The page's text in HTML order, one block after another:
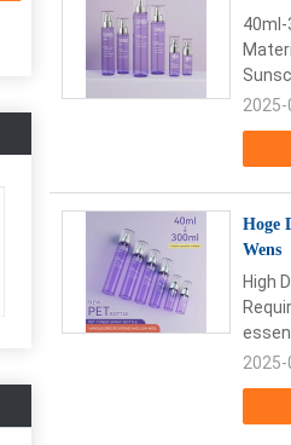
2025-
Hoge
Wens
High
2025-